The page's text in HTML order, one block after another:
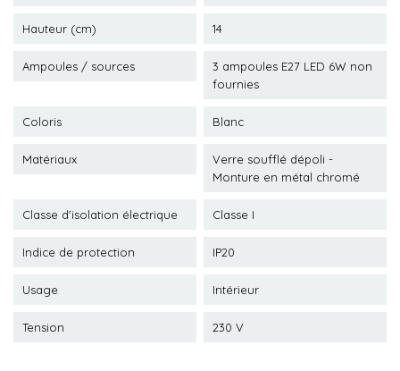
Hauteur (cm) 14
Ampoules / sources
3 ampoules E27 LED 6W non
fournies
Coloris Blanc
Matériaux
Verre soufflé dépoli -
Monture en métal chromé
Classe d'isolation électrique Classe I
Indice de protection IP20
Usage Intérieur
Tension 230 V